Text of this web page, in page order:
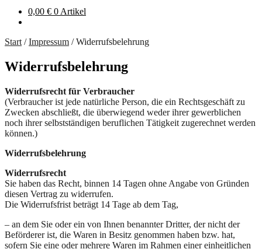
0,00 € 0 Artikel
Start /Impressum /Widerrufsbelehrung
Widerrufsbelehrung
Widerrufsrecht für Verbraucher
(Verbraucher ist jede natürliche Person, die ein Rechtsgeschäft zu
Zwecken abschließt, die überwiegend weder ihrer gewerblichen
noch ihrer selbstständigen beruflichen Tätigkeit zugerechnet werden
können.)
Widerrufsbelehrung
Widerrufsrecht
Sie haben das Recht, binnen 14 Tagen ohne Angabe von Gründen
diesen Vertrag zu widerrufen.
Die Widerrufsfrist beträgt 14 Tage ab dem Tag,
– an dem Sie oder ein von Ihnen benannter Dritter, der nicht der
Beförderer ist, die Waren in Besitz genommen haben bzw. hat,
sofern Sie eine oder mehrere Waren im Rahmen einer einheitlichen